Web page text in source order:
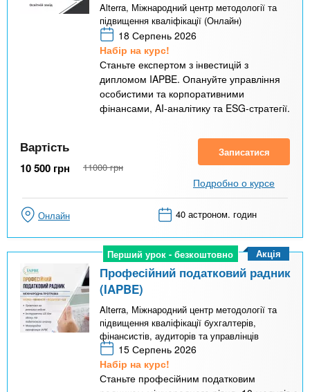
Alterra, Міжнародний центр методології та
підвищення кваліфікації (Онлайн)
18 Серпень 2026
Набір на курс!
Станьте експертом з інвестицій з
дипломом IAPBE. Опануйте управління
особистими та корпоративними
фінансами, AI-аналітику та ESG-стратегії.
Вартість
10 500 грн 11000 грн
Записатися
Подробно о курсе
Онлайн 40 астроном. годин
Перший урок - безкоштовно
Перший урок - безкоштовно
Професійний податковий радник
(IAPBE)
Alterra, Міжнародний центр методології та
підвищення кваліфікації бухгалтерів,
фінансистів, аудиторів та управлінців
15 Серпень 2026
Набір на курс!
Станьте професійним податковим
Акція